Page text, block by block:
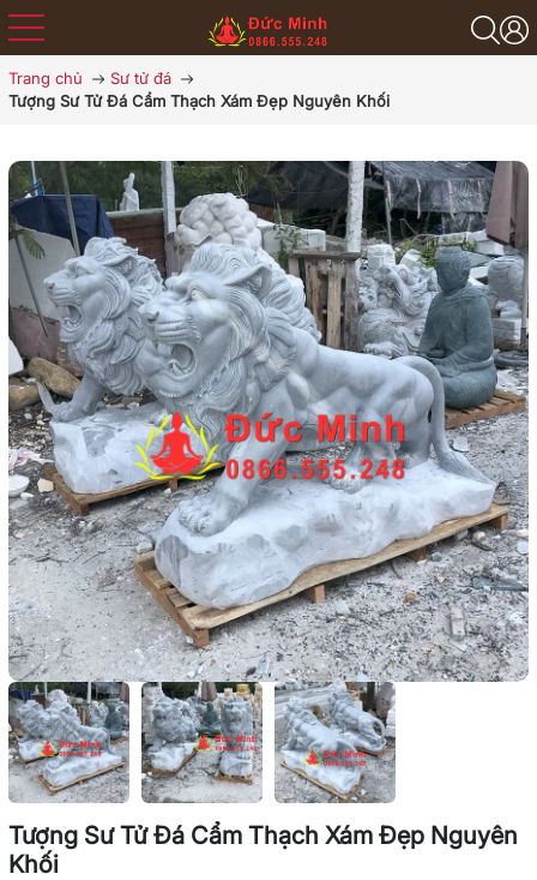
Trang chủ
Sư tử đá
Tượng Sư Tử Đá Cẩm Thạch Xám Đẹp Nguyên Khối
Tượng Sư Tử Đá Cẩm Thạch Xám Đẹp Nguyên
Khối